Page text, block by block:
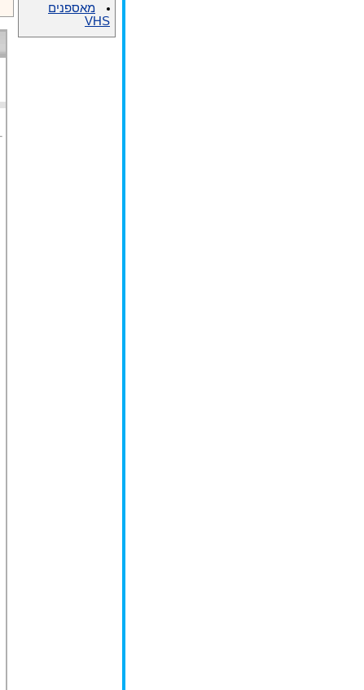
מאספנים
VHS